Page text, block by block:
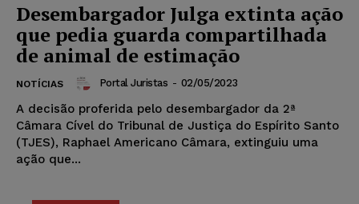
Desembargador Julga extinta ação
que pedia guarda compartilhada
de animal de estimação
NOTÍCIAS Portal Juristas - 02/05/2023
A decisão proferida pelo desembargador da 2ª
Câmara Cível do Tribunal de Justiça do Espírito Santo
(TJES), Raphael Americano Câmara, extinguiu uma
ação que...